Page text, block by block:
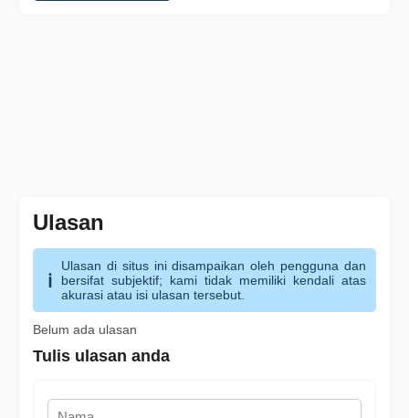
Ulasan
Ulasan di situs ini disampaikan oleh pengguna dan
bersifat subjektif; kami tidak memiliki kendali atas
akurasi atau isi ulasan tersebut.
Belum ada ulasan
Tulis ulasan anda